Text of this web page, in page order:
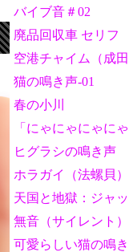
バイブ音＃02
廃品回収車 セリフ
空港チャイム（成田
猫の鳴き声-01
春の小川
「にゃにゃにゃにゃ
ヒグラシの鳴き声
ホラガイ（法螺貝）
無音（サイレント）
可愛らしい猫の鳴